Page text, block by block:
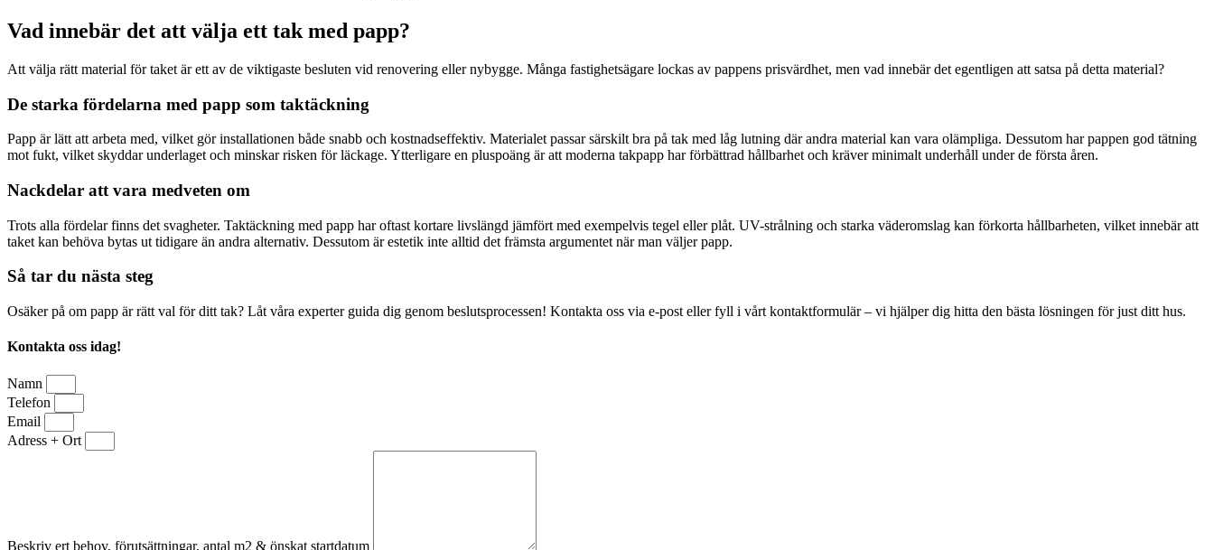
Vad innebär det att välja ett tak med papp?
Att välja rätt material för taket är ett av de viktigaste besluten vid renovering eller nybygge. Många fastighetsägare lockas av pappens prisvärdhet, men vad innebär det egentligen att satsa på detta material?
De starka fördelarna med papp som taktäckning
Papp är lätt att arbeta med, vilket gör installationen både snabb och kostnadseffektiv. Materialet passar särskilt bra på tak med låg lutning där andra material kan vara olämpliga. Dessutom har pappen god tätning
mot fukt, vilket skyddar underlaget och minskar risken för läckage. Ytterligare en pluspoäng är att moderna takpapp har förbättrad hållbarhet och kräver minimalt underhåll under de första åren.
Nackdelar att vara medveten om
Trots alla fördelar finns det svagheter. Taktäckning med papp har oftast kortare livslängd jämfört med exempelvis tegel eller plåt. UV-strålning och starka väderomslag kan förkorta hållbarheten, vilket innebär att
taket kan behöva bytas ut tidigare än andra alternativ. Dessutom är estetik inte alltid det främsta argumentet när man väljer papp.
Så tar du nästa steg
Osäker på om papp är rätt val för ditt tak? Låt våra experter guida dig genom beslutsprocessen! Kontakta oss via e-post eller fyll i vårt kontaktformulär – vi hjälper dig hitta den bästa lösningen för just ditt hus.
Kontakta oss idag!
Namn
Telefon
Email
Adress + Ort
Beskriv ert behov, förutsättningar, antal m2 & önskat startdatum